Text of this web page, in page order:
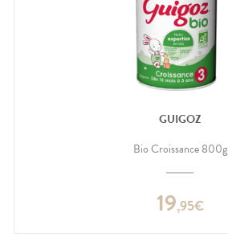
GUIGOZ
Bio Croissance 800g
19,95€